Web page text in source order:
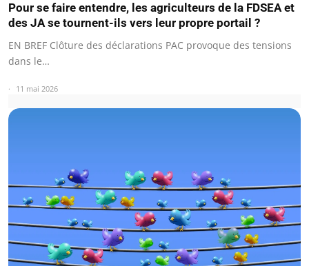
Pour se faire entendre, les agriculteurs de la FDSEA et
des JA se tournent-ils vers leur propre portail ?
EN BREF Clôture des déclarations PAC provoque des tensions
dans le…
11 mai 2026